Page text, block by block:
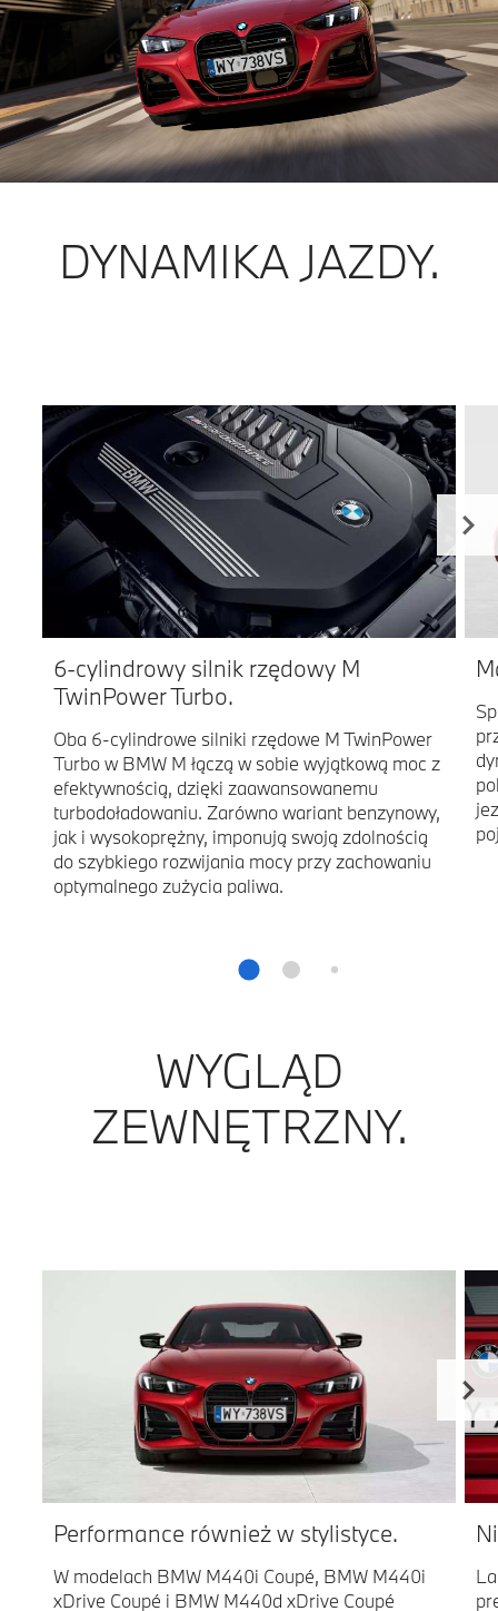
DYNAMIKA JAZDY.
6-cylindrowy silnik rzędowy M
TwinPower Turbo.
Oba 6-cylindrowe silniki rzędowe M TwinPower
Turbo w BMW M łączą w sobie wyjątkową moc z
efektywnością, dzięki zaawansowanemu
turbodoładowaniu. Zarówno wariant benzynowy,
jak i wysokoprężny, imponują swoją zdolnością
do szybkiego rozwijania mocy przy zachowaniu
optymalnego zużycia paliwa.
WYGLĄD
ZEWNĘTRZNY.
Performance również w stylistyce.
W modelach BMW M440i Coupé, BMW M440i
xDrive Coupé i BMW M440d xDrive Coupé